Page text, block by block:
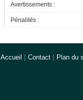
Avertissements :
Pénalités :
Accueil Contact Plan du